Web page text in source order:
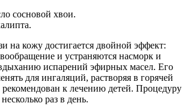
сосновой хвои.
на кожу достигается двойной эффект:
и устраняются насморк и
испарений эфирных масел. Его
для ингаляций, растворяя в горячей
к лечению детей. Процедуру
раз в день.